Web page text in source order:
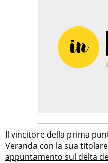
Il vincitore della prima
Veranda con la sua
appuntamento sul delta